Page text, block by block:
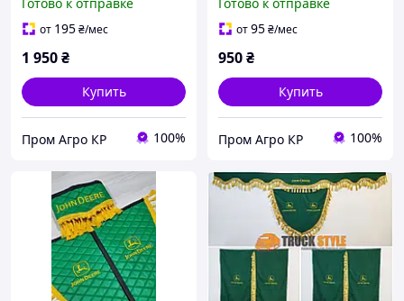
от 195₴/мес
1 950₴
Купить
Пром Агро КР 100%
от95₴/мес
950₴
Купить
Пром Агро КР 100%